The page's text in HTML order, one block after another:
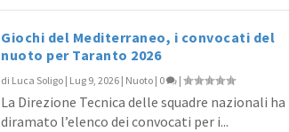
Giochi del Mediterraneo, i convocati del
nuoto per Taranto 2026
di Luca Soligo | Lug 9, 2026 | Nuoto | 0 |
La Direzione Tecnica delle squadre nazionali ha
diramato l’elenco dei convocati per i...